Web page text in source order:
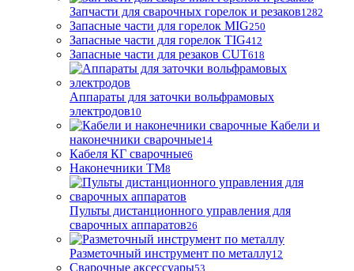
Запчасти для сварочных горелок и резаков1282
Запасные части для горелок MIG250
Запасные части для горелок TIG412
Запасные части для резаков CUT618
Аппараты для заточки вольфрамовых
электродов10
Кабели и
наконечники сварочные14
Кабеля КГ сварочные6
Наконечники ТМ8
Пульты дистанционного управления для
сварочных аппаратов26
Разметочный инструмент по металлу12
Сварочные аксессуары53